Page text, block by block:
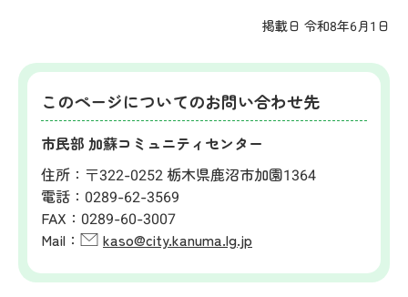
掲載日 令和8年6月1日
このページについてのお問い合わせ先
市民部 加蘇コミュニティセンター
住所： 〒322-0252 栃木県鹿沼市加園1364
電話： 0289-62-3569
FAX： 0289-60-3007
Mail：
kaso@city.kanuma.lg.jp